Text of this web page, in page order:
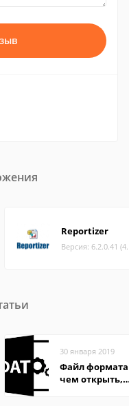
Reportizer
Версия: 6.2.0.41
30 января 2019
Файл формата
чем открыть,